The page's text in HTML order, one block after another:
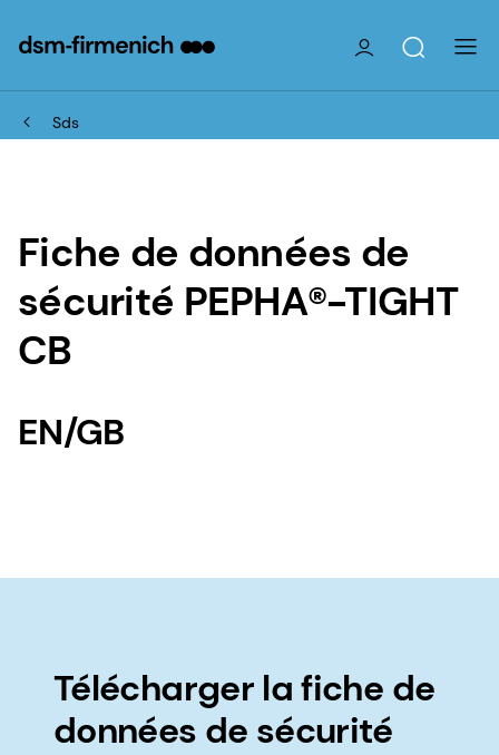
Sds
Fiche de données de
sécurité PEPHA®-TIGHT
CB
EN/GB
Télécharger la fiche de
données de sécurité